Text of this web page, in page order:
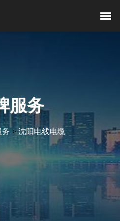
服务
务>沈阳电线电缆